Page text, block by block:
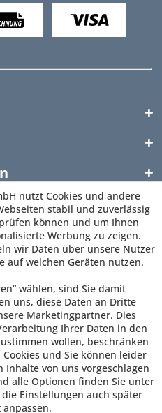
nutzt Cookies und andere
stabil und zuverlässig
können und um Ihnen
Werbung zu zeigen.
wir Daten über unsere Nutzer
auf welchen Geräten nutzen.
wählen, sind Sie damit
uns, diese Daten an Dritte
Marketingpartner. Dies
Ihrer Daten in den
wollen, beschränken
und Sie können leider
Inhalte von uns vorgeschlagen
alle Optionen finden Sie unter
Einstellungen auch später